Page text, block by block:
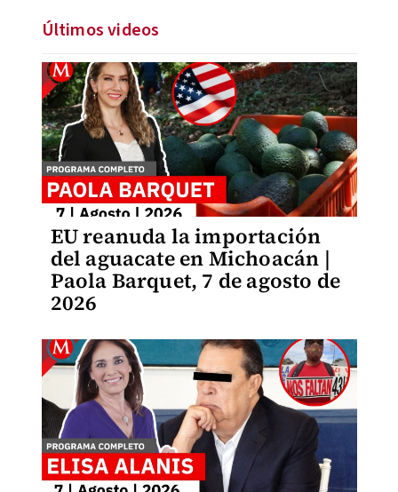
Últimos videos
EU reanuda la importación
del aguacate en Michoacán |
Paola Barquet, 7 de agosto de
2026